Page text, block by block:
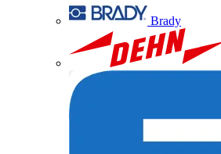
Brady